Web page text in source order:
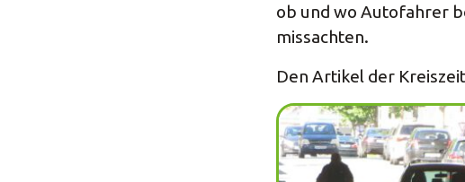
ob und wo Autofahrer
missachten.
Den Artikel der